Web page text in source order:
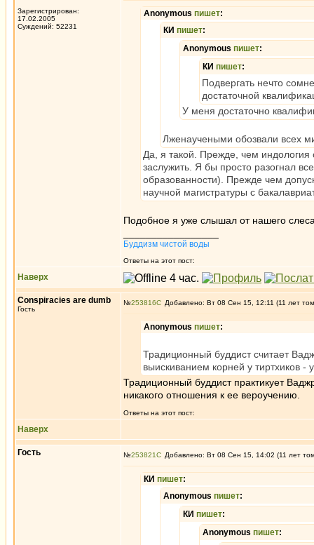
Зарегистрирован:
17.02.2005
Суждений: 52231
Anonymous пишет:
КИ пишет:
Anonymous пишет:
КИ пишет:
Подвергать нечто
достаточной
У меня достаточно
Лженаучеными обозвали всех
Да, я такой. Прежде, чем индология
заслужить. Я бы просто разогнал
образованности). Прежде чем
научной магистратуры с
Подобное я уже слышал от нашего
Буддизм чистой воды
Ответы на этот пост:
Наверх
Conspiracies are dumb
Гость
№253816 Добавлено: Вт 08 Сен 15, 12:11 (11 лет
Anonymous пишет:
Традиционный буддист считает
выискиванием корней у тиртхиков -
Традиционный буддист практикует
никакого отношения к ее вероучению.
Ответы на этот пост:
Наверх
Гость №253821 Добавлено: Вт 08 Сен 15, 14:02 (11 лет
КИ пишет:
Anonymous пишет:
КИ пишет:
Anonymous пишет: